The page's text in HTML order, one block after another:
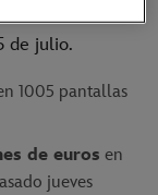
de julio.
1005 pantallas
de euros en
jueves